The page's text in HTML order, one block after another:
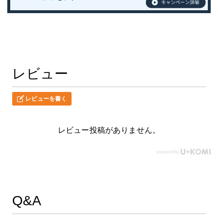
レビュー
レビューを書く
レビュー投稿がありません。
Q&A